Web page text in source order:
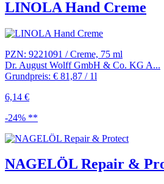
LINOLA Hand Creme
PZN: 9221091 / Creme, 75 ml
Dr. August Wolff GmbH & Co. KG A...
Grundpreis: € 81,87 / 1l
6,14 €
-24% **
NAGELÖL Repair &